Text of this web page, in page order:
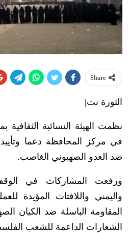
Share
الثورة نت|
نظمت الهيئة النسائية
في مركز المحافظة دعما
ضد العدو الصهيوني الغاصب.
ورفعت المشاركات في
واليمني واللافتات المؤيدة
المقاومة الباسلة ضد الكيان
الشعارات الداعمة للشعب